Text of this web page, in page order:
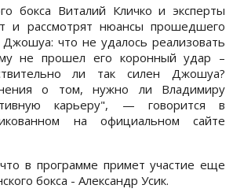
бокса Виталий Кличко и эксперты
и рассмотрят нюансы прошедшего
что не удалось реализовать
не прошел его коронный удар –
ли так силен Джошуа?
о том, нужно ли Владимиру
карьеру", — говорится в
на официальном сайте
в программе примет участие еще
бокса - Александр Усик.